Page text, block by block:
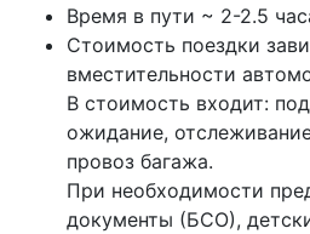
Время в пути ~ 2-2.5
Стоимость поездки
вместительности
В стоимость входит:
ожидание,
провоз багажа.
При необходимости
документы (БСО),